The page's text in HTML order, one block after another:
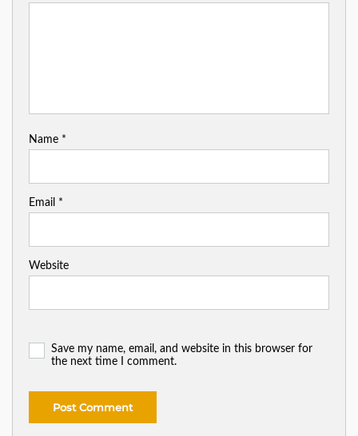
Name *
Email *
Website
Save my name, email, and website in this browser for
the next time I comment.